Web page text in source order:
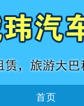
首页